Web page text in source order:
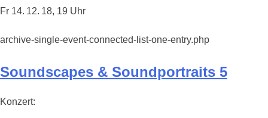
Fr 14. 12. 18, 19 Uhr
archive-single-event-connected-list-one-entry.php
Soundscapes & Soundportraits 5
Konzert: